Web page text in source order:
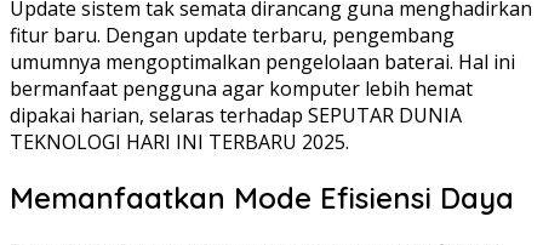
Update sistem tak semata dirancang guna menghadirkan
fitur baru. Dengan update terbaru, pengembang
umumnya mengoptimalkan pengelolaan baterai. Hal ini
bermanfaat pengguna agar komputer lebih hemat
dipakai harian, selaras terhadap SEPUTAR DUNIA
TEKNOLOGI HARI INI TERBARU 2025.
Memanfaatkan Mode Efisiensi Daya